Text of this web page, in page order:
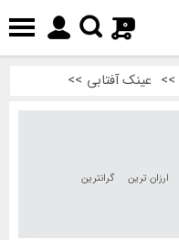
0
>> عینک آفتابی >>
ارزان ترین گرانترین